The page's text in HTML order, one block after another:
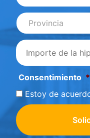
Provincia
importe
Consentimiento *
Estoy de